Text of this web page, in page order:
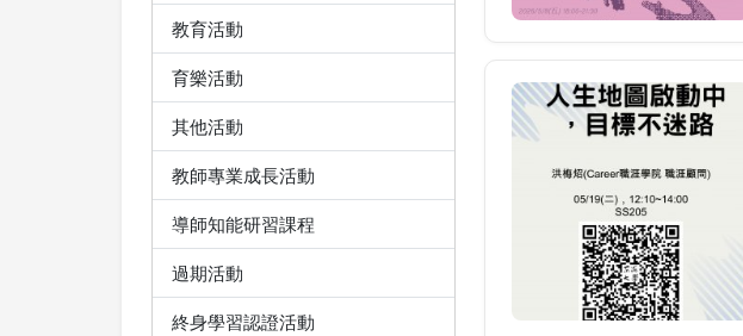
教育活動
育樂活動
其他活動
教師專業成長活動
導師知能研習課程
過期活動
終身學習認證活動